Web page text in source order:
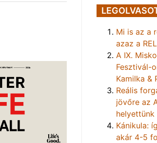
Mi is az a
azaz a
A IX.
Fesztivál-
Kamilka &
Reális
jövőre az
helyettünk
Kánikula:
akár 4-5